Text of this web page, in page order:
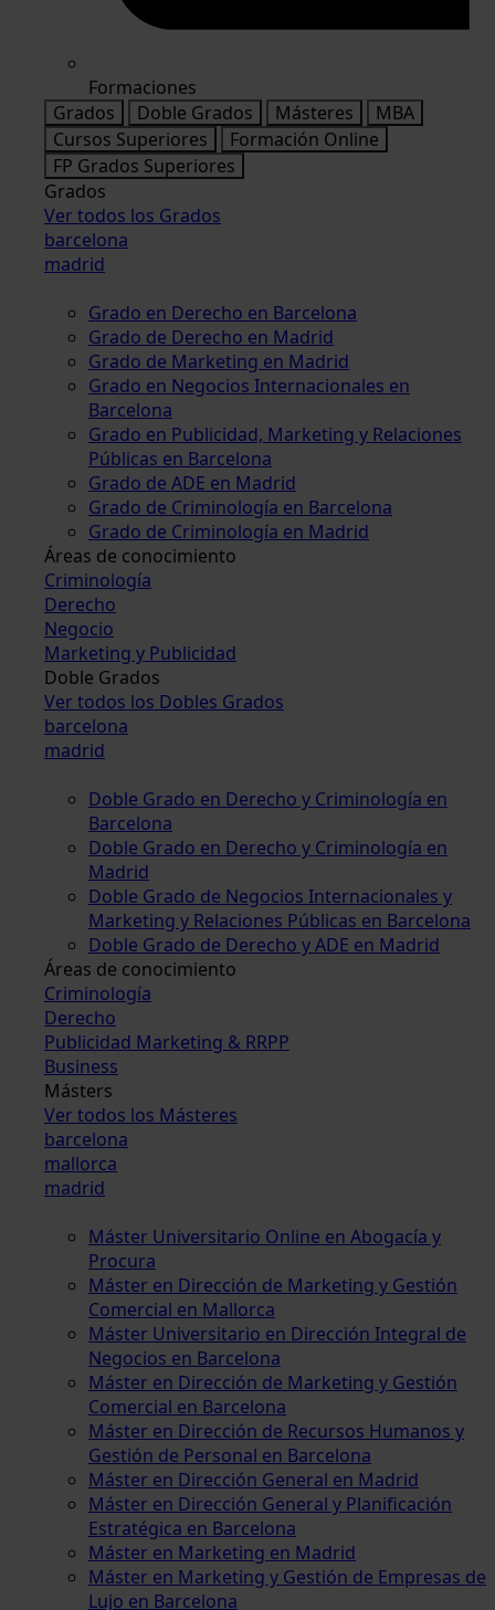
Formaciones
Grados
Doble Grados Másteres
MBA
Cursos Superiores
Formación Online
FP Grados Superiores
Grados
Ver todos los Grados
barcelona
madrid
Grado en Derecho en Barcelona
Grado de Derecho en Madrid
Grado de Marketing en Madrid
Grado en Negocios Internacionales en
Barcelona
Grado en Publicidad, Marketing y Relaciones
Públicas en Barcelona
Grado de ADE en Madrid
Grado de Criminología en Barcelona
Grado de Criminología en Madrid
Áreas de conocimiento
Criminología
Derecho
Negocio
Marketing y Publicidad
Doble Grados
Ver todos los Dobles Grados
barcelona
madrid
Doble Grado en Derecho y Criminología en
Barcelona
Doble Grado en Derecho y Criminología en
Madrid
Doble Grado de Negocios Internacionales y
Marketing y Relaciones Públicas en Barcelona
Doble Grado de Derecho y ADE en Madrid
Áreas de conocimiento
Criminología
Derecho
Publicidad Marketing & RRPP
Business
Másters
Ver todos los Másteres
barcelona
mallorca
madrid
Máster Universitario Online en Abogacía y
Procura
Máster en Dirección de Marketing y Gestión
Comercial en Mallorca
Máster Universitario en Dirección Integral de
Negocios en Barcelona
Máster en Dirección de Marketing y Gestión
Comercial en Barcelona
Máster en Dirección de Recursos Humanos y
Gestión de Personal en Barcelona
Máster en Dirección General en Madrid
Máster en Dirección General y Planificación
Estratégica en Barcelona
Máster en Marketing en Madrid
Máster en Marketing y Gestión de Empresas de
Lujo en Barcelona